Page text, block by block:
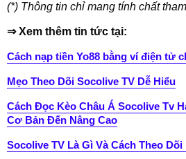
(*) Thông tin chỉ mang tính chất
⇒ Xem thêm tin tức tại:
Cách nạp tiền Yo88 bằng ví điện tử
Mẹo Theo Dõi Socolive TV Dễ Hiểu
Cách Đọc Kèo Châu Á Socolive Tv
Cơ Bản Đến Nâng Cao
Socolive TV Là Gì Và Cách Theo Dõi